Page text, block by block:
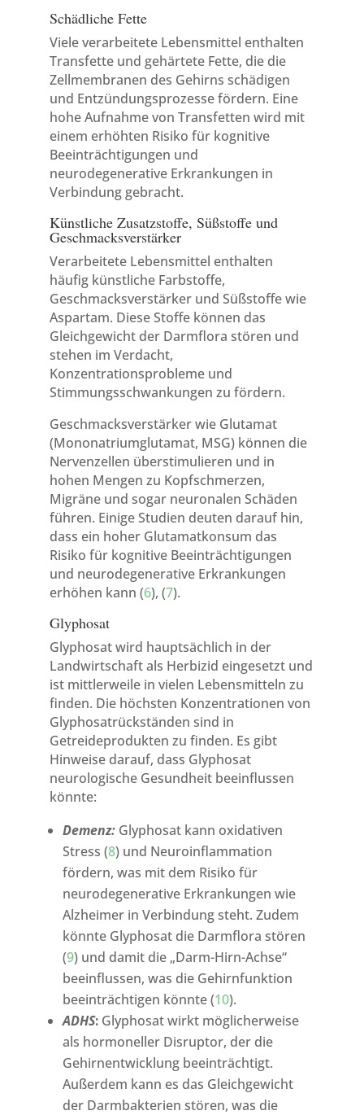
Schädliche Fette
Viele verarbeitete Lebensmittel enthalten
Transfette und gehärtete Fette, die die
Zellmembranen des Gehirns schädigen
und Entzündungsprozesse fördern. Eine
hohe Aufnahme von Transfetten wird mit
einem erhöhten Risiko für kognitive
Beeinträchtigungen und
neurodegenerative Erkrankungen in
Verbindung gebracht.
Künstliche Zusatzstoffe, Süßstoffe und
Geschmacksverstärker
Verarbeitete Lebensmittel enthalten
häufig künstliche Farbstoffe,
Geschmacksverstärker und Süßstoffe wie
Aspartam. Diese Stoffe können das
Gleichgewicht der Darmflora stören und
stehen im Verdacht,
Konzentrationsprobleme und
Stimmungsschwankungen zu fördern.
Geschmacksverstärker wie Glutamat
(Mononatriumglutamat, MSG) können die
Nervenzellen überstimulieren und in
hohen Mengen zu Kopfschmerzen,
Migräne und sogar neuronalen Schäden
führen. Einige Studien deuten darauf hin,
dass ein hoher Glutamatkonsum das
Risiko für kognitive Beeinträchtigungen
und neurodegenerative Erkrankungen
erhöhen kann (6), (7).
Glyphosat
Glyphosat wird hauptsächlich in der
Landwirtschaft als Herbizid eingesetzt und
ist mittlerweile in vielen Lebensmitteln zu
finden. Die höchsten Konzentrationen von
Glyphosatrückständen sind in
Getreideprodukten zu finden. Es gibt
Hinweise darauf, dass Glyphosat
neurologische Gesundheit beeinflussen
könnte:
Demenz:Glyphosat kann oxidativen
Stress (8) und Neuroinflammation
fördern, was mit dem Risiko für
neurodegenerative Erkrankungen wie
Alzheimer in Verbindung steht. Zudem
könnte Glyphosat die Darmflora stören
(9) und damit die „Darm-Hirn-Achse“
beeinflussen, was die Gehirnfunktion
beeinträchtigen könnte (10).
ADHS:Glyphosat wirkt möglicherweise
als hormoneller Disruptor, der die
Gehirnentwicklung beeinträchtigt.
Außerdem kann es das Gleichgewicht
der Darmbakterien stören, was die